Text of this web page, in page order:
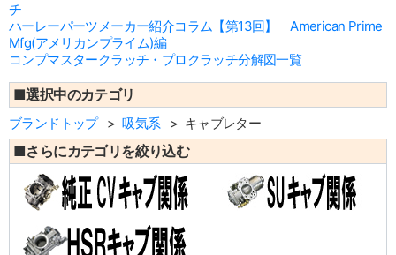
チ
ハーレーパーツメーカー紹介コラム【第13回】 American Prime
Mfg(アメリカンプライム)編
コンプマスタークラッチ・プロクラッチ分解図一覧
■選択中のカテゴリ
ブランドトップ 吸気系 キャブレター
■さらにカテゴリを絞り込む